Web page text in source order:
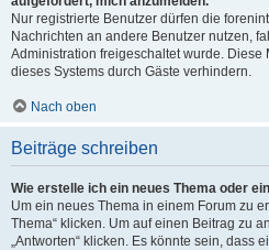
Nur registrierte Benutzer dürfen die
Nachrichten an andere Benutzer nutzen,
Administration freigeschaltet wurde. Diese
dieses Systems durch Gäste verhindern.
Nach oben
Beiträge schreiben
Wie erstelle ich ein neues Thema oder
Um ein neues Thema in einem Forum zu
Thema“ klicken. Um auf einen Beitrag zu
„Antworten“ klicken. Es könnte sein, dass